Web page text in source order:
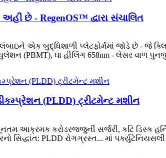
છે - RegenOS™ દ્વારા સંચાલિત
એક બુદ્ધિશાળી પ્લેટફોર્મમાં જોડે છે - જે
(PBMT), ઘા હીલિંગ 658nm - લેસર વાળ
(PLDD) ટ્રીટમેન્ટ મશીન
આક્રમક કરોડરજ્જુની સર્જરી, કટિ ડિસ્ક
સિદ્ધાંત: PLDD રોગગ્રસ્ત... માં